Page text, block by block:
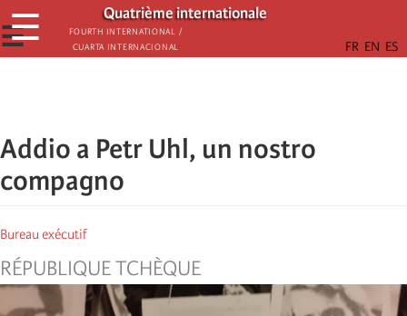
Skip
to
main
Quatrième internationale
Fourth International /
Cuarta Internacional
☰
☰
Addio a Petr Uhl, un nostro
compagno
Bureau exécutif
RÉPUBLIQUE TCHÈQUE